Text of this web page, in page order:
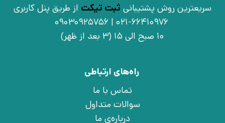
سریعترین روش پشتیبانی ثبت تیکت از طریق پنل کاربری
021-66410976 | 09030925756
10 صبح الی 15 (3 بعد از ظهر)
راه‌های ارتباطی
تماس با ما
سوالات متداول
درباره‌ی ما